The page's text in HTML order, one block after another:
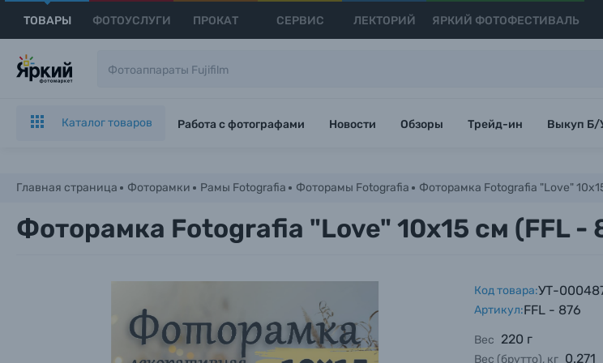
ТОВАРЫ ФОТОУСЛУГИ ПРОКАТ СЕРВИС ЛЕКТОРИЙ ЯРКИЙ ФОТОФЕСТИВАЛЬ
Каталог товаров Работа с фотографами Новости Обзоры Трейд-ин Выкуп Б/
Главная страница Фоторамки Рамы Fotografia Фоторамы Fotografia Фоторамка Fotografia "Love"
Фоторамка Fotografia "Love" 10x15 см (FFL -
Код товара:УТ-
Артикул:FFL - 876
Вес 220 г
Вес (брутто), кг 0.271